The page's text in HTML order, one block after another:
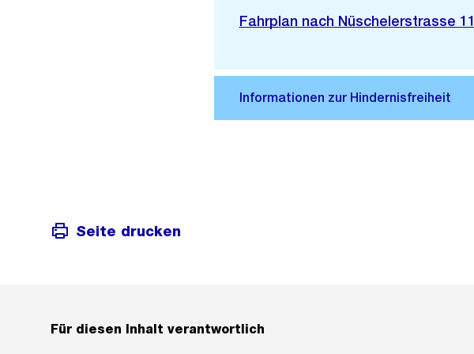
Externer
Fahrplan nach Nüschelerstrasse 11
Seite drucken
Für diesen Inhalt verantwortlich